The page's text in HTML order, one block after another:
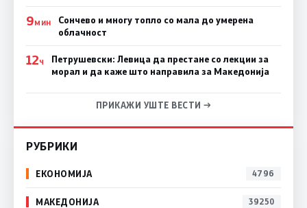
9МИН
Сончево и многу топло со мала до умерена
облачност
12Ч
Петрушевски: Левица да престане со лекции за
морал и да каже што направила за Македонија
ПРИКАЖИ УШТЕ ВЕСТИ →
РУБРИКИ
ЕКОНОМИЈА 4796
МАКЕДОНИЈА 39250